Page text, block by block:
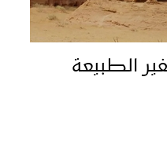
الطبيعة